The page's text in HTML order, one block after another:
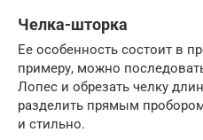
Челка-шторка
Ее особенность состоит в
примеру, можно
Лопес и обрезать челку
разделить прямым
и стильно.